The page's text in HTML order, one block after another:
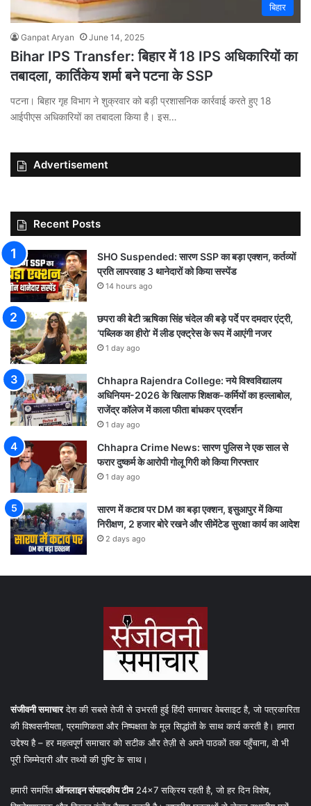
बिहार
Ganpat Aryan June 14, 2025
Bihar IPS Transfer: बिहार में 18 IPS अधिकारियों का
तबादला, कार्तिकेय शर्मा बने पटना के SSP
पटना। बिहार गृह विभाग ने शुक्रवार को बड़ी प्रशासनिक कार्रवाई करते हुए 18
आईपीएस अधिकारियों का तबादला किया है। इस…
Advertisement
Recent Posts
SHO Suspended: सारण SSP का बड़ा एक्शन, कर्तव्यों
प्रति लापरवाह 3 थानेदारों को किया सस्पेंड
14 hours ago
छपरा की बेटी ऋषिका सिंह चंदेल की बड़े पर्दे पर दमदार एंट्री,
‘पब्लिक का हीरो’ में लीड एक्ट्रेस के रूप में आएंगी नजर
1 day ago
Chhapra Rajendra College: नये विश्वविद्यालय
अधिनियम-2026 के खिलाफ शिक्षक-कर्मियों का हल्लाबोल,
राजेंद्र कॉलेज में काला फीता बांधकर प्रदर्शन
1 day ago
Chhapra Crime News: सारण पुलिस ने एक साल से
फरार दुष्कर्म के आरोपी गोलू गिरी को किया गिरफ्तार
1 day ago
सारण में कटाव पर DM का बड़ा एक्शन, इसुआपुर में किया
निरीक्षण, 2 हजार बोरे रखने और सीमेंटेड सुरक्षा कार्य का आदेश
2 days ago
संजीवनी समाचारदेश की सबसे तेजी से उभरती हुई हिंदी समाचार वेबसाइट है, जो पत्रकारिता
की विश्वसनीयता, प्रमाणिकता और निष्पक्षता के मूल सिद्धांतों के साथ कार्य करती है। हमारा
उद्देश्य है – हर महत्वपूर्ण समाचार को सटीक और तेज़ी से अपने पाठकों तक पहुँचाना, वो भी
पूरी जिम्मेदारी और तथ्यों की पुष्टि के साथ।
हमारी समर्पितऑनलाइन संपादकीय टीम24×7 सक्रिय रहती है, जो हर दिन विशेष,